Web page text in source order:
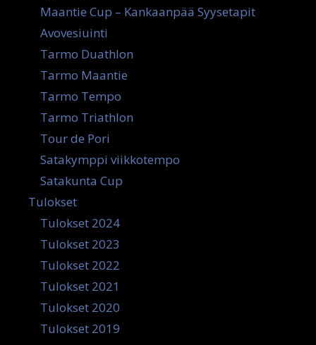
Maantie Cup – Kankaanpää Syysetapit
Avovesiuinti
Tarmo Duathlon
Tarmo Maantie
Tarmo Tempo
Tarmo Triathlon
Tour de Pori
Satakymppi viikkotempo
Satakunta Cup
Tulokset
Tulokset 2024
Tulokset 2023
Tulokset 2022
Tulokset 2021
Tulokset 2020
Tulokset 2019